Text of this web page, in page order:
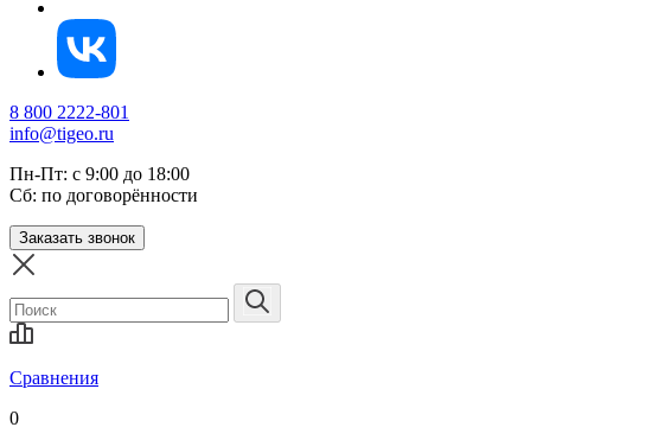
8 800 2222-801
info@tigeo.ru
Пн-Пт: с 9:00 до 18:00
Сб: по договорённости
Заказать звонок
Сравнения
0